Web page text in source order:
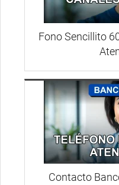
Fono Sencillito
Contacto